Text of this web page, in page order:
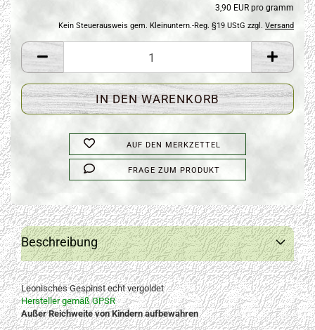
3,90 EUR pro gramm
Kein Steuerausweis gem. Kleinuntern.-Reg. §19 UStG zzgl. Versand
AUF DEN MERKZETTEL
FRAGE ZUM PRODUKT
Beschreibung
Leonisches Gespinst echt vergoldet
Hersteller gemäß GPSR
Außer Reichweite von Kindern aufbewahren